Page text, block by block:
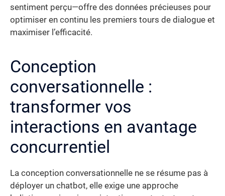
sentiment perçu—offre des données précieuses pour
optimiser en continu les premiers tours de dialogue et
maximiser l’efficacité.
Conception
conversationnelle :
transformer vos
interactions en avantage
concurrentiel
La conception conversationnelle ne se résume pas à
déployer un chatbot, elle exige une approche